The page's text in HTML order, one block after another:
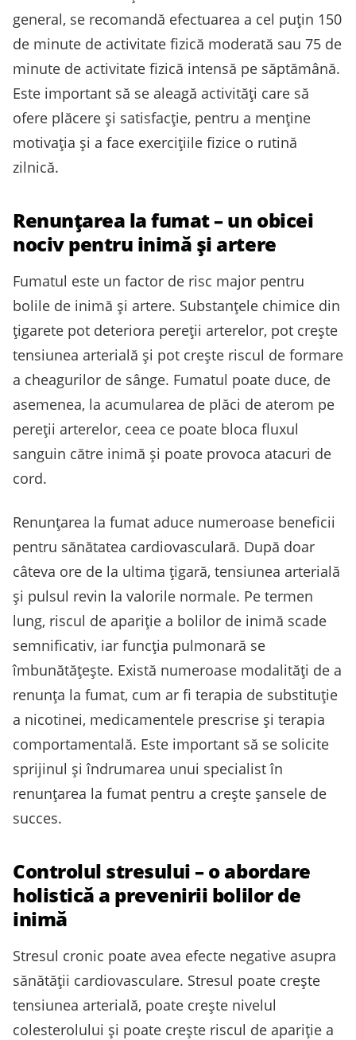
general, se recomandă efectuarea a cel puțin 150
de minute de activitate fizică moderată sau 75 de
minute de activitate fizică intensă pe săptămână.
Este important să se aleagă activități care să
ofere plăcere și satisfacție, pentru a menține
motivația și a face exercițiile fizice o rutină
zilnică.
Renunțarea la fumat – un obicei
nociv pentru inimă și artere
Fumatul este un factor de risc major pentru
bolile de inimă și artere. Substanțele chimice din
țigarete pot deteriora pereții arterelor, pot crește
tensiunea arterială și pot crește riscul de formare
a cheagurilor de sânge. Fumatul poate duce, de
asemenea, la acumularea de plăci de aterom pe
pereții arterelor, ceea ce poate bloca fluxul
sanguin către inimă și poate provoca atacuri de
cord.
Renunțarea la fumat aduce numeroase beneficii
pentru sănătatea cardiovasculară. După doar
câteva ore de la ultima țigară, tensiunea arterială
și pulsul revin la valorile normale. Pe termen
lung, riscul de apariție a bolilor de inimă scade
semnificativ, iar funcția pulmonară se
îmbunătățește. Există numeroase modalități de a
renunța la fumat, cum ar fi terapia de substituție
a nicotinei, medicamentele prescrise și terapia
comportamentală. Este important să se solicite
sprijinul și îndrumarea unui specialist în
renunțarea la fumat pentru a crește șansele de
succes.
Controlul stresului – o abordare
holistică a prevenirii bolilor de
inimă
Stresul cronic poate avea efecte negative asupra
sănătății cardiovasculare. Stresul poate crește
tensiunea arterială, poate crește nivelul
colesterolului și poate crește riscul de apariție a